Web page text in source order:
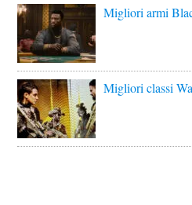
Migliori armi
Migliori classi